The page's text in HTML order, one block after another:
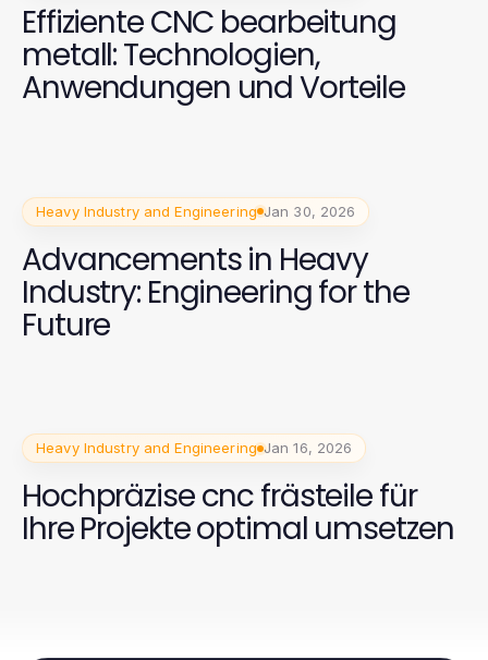
Effiziente CNC bearbeitung
metall: Technologien,
Anwendungen und Vorteile
Heavy Industry and Engineering Jan 30, 2026
Advancements in Heavy
Industry: Engineering for the
Future
Heavy Industry and Engineering Jan 16, 2026
Hochpräzise cnc frästeile für
Ihre Projekte optimal umsetzen